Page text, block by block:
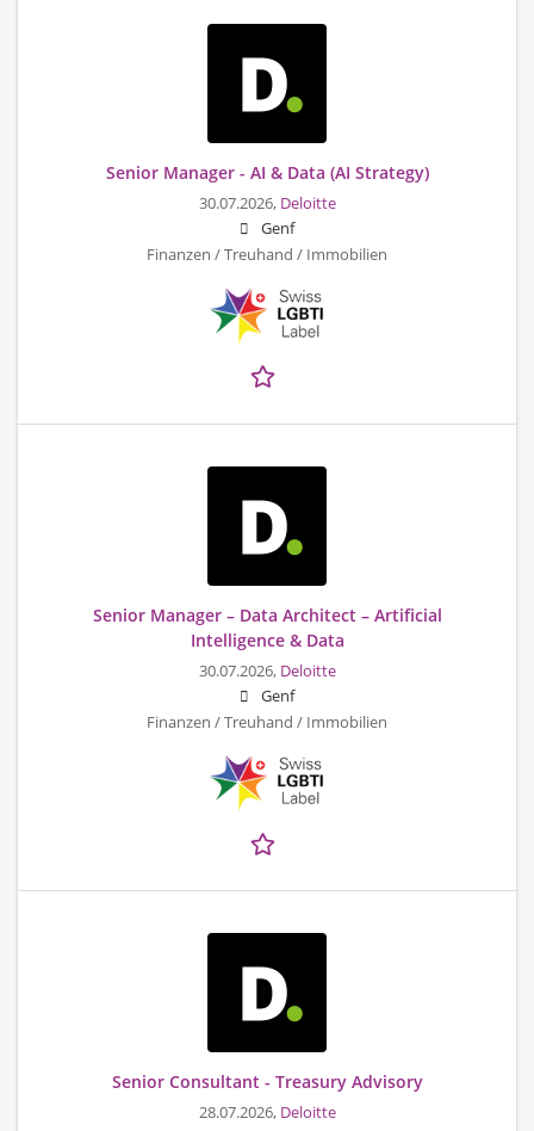
Senior Manager - AI & Data (AI Strategy)
30.07.2026, Deloitte
Genf
Finanzen / Treuhand / Immobilien
Senior Manager – Data Architect – Artificial
Intelligence & Data
30.07.2026, Deloitte
Genf
Finanzen / Treuhand / Immobilien
Senior Consultant - Treasury Advisory
28.07.2026, Deloitte